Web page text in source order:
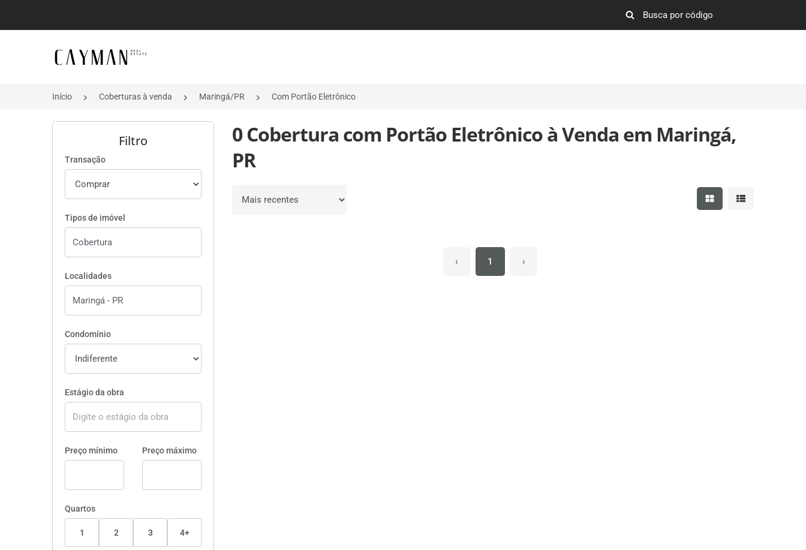
Página inicial
Início Coberturas à venda Maringá/PR Com Portão Eletrônico
Filtro
Transação
Tipos de imóvel
Localidades
Condomínio
Estágio da obra
Preço mínimo Preço máximo
Quartos
1 2 3 4+
0 Cobertura com Portão Eletrônico à Venda em Maringá,
PR
Ordenar por Mostrar resultados em
Mostrar
‹ 1 ›